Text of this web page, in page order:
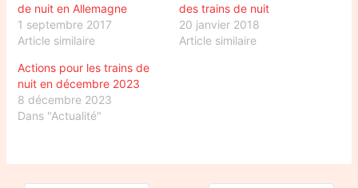
de nuit en Allemagne
1 septembre 2017
Article similaire
des trains de nuit
20 janvier 2018
Article similaire
Actions pour les trains de
nuit en décembre 2023
8 décembre 2023
Dans "Actualité"